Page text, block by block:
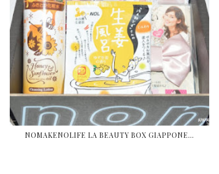
NOMAKENOLIFE LA BEAUTY BOX GIAPPONE...